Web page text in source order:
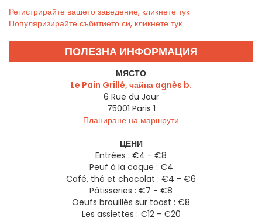
Регистрирайте вашето заведение, кликнете тук
Популяризирайте събитието си, кликнете тук
ПОЛЕЗНА ИНФОРМАЦИЯ
МЯСТО
Le Pain Grillé, чайна agnès b.
6 Rue du Jour
75001 Paris 1
Планиране на маршрути
ЦЕНИ
Entrées : €4 - €8
Peuf à la coque : €4
Café, thé et chocolat : €4 - €6
Pâtisseries : €7 - €8
Oeufs brouillés sur toast : €8
Les assiettes : €12 - €20